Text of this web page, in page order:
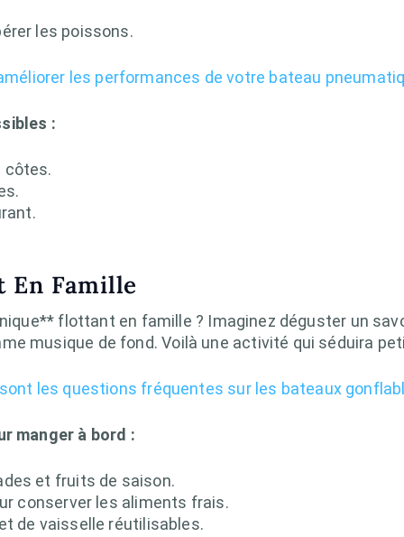
les poissons.
les performances de votre bateau
:
côtes.
En Famille
flottant en famille ? Imaginez déguster un
musique de fond. Voilà une activité qui séduira
les questions fréquentes sur les bateaux
manger à bord :
et fruits de saison.
conserver les aliments frais.
de vaisselle réutilisables.